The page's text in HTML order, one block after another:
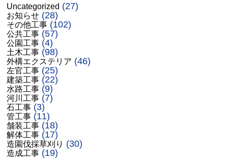
Uncategorized (27)
お知らせ (28)
その他工事 (102)
公共工事 (57)
公園工事 (4)
土木工事 (98)
外構エクステリア (46)
左官工事 (25)
建築工事 (22)
水路工事 (9)
河川工事 (7)
石工事 (3)
管工事 (11)
舗装工事 (18)
解体工事 (17)
造園伐採草刈り (30)
造成工事 (19)